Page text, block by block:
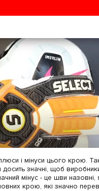
і мінуси цього крою.
досить значні, щоб
мінус - це шви
крою, які значно